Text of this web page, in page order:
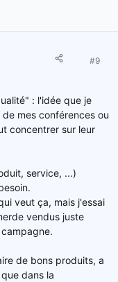
#9
: l'idée que je
mes conférences ou
concentrer sur leur
service, ...)
veut ça, mais j'essai
vendus juste
de bons produits, a
dans la